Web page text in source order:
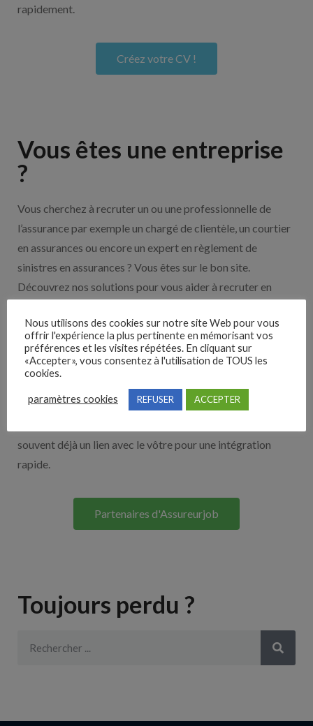
rapidement.
Créez votre CV !
Vous êtes une entreprise
?
Vous cherchez à recruter un ou une professionnelle de
l’assurance par exemple un chargé de clientèle, un courtier
en assurances ou encore un expert en règlement de
sinistres en assurances ? Vous êtes sur le bon site.
Découvrez nos solutions pour vous aider à recruter en
Nos solutions entreprises
Découvrez nos partenaires ! Moteurs de recherches,
multidiffuseurs, sites payant… nombreux sont nos
souvent déjà un lien avec le vôtre pour une intégration
rapide.
Partenaires d'Assureurjob
Toujours perdu ?
Nous utilisons des cookies sur notre site Web pour vous
offrir l'expérience la plus pertinente en mémorisant vos
préférences et les visites répétées. En cliquant sur
«Accepter», vous consentez à l'utilisation de TOUS les
cookies.
paramètres cookies REFUSER ACCEPTER